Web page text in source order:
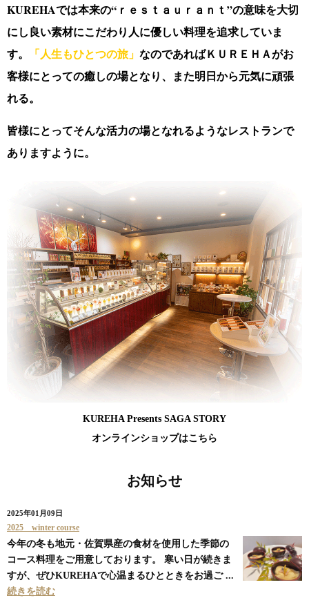
KUREHAでは本来の“ｒｅｓｔａｕｒａｎｔ”の意味を大切
にし良い素材にこだわり人に優しい料理を追求していま
す。
「人生もひとつの旅」 なのであればＫＵＲＥＨＡがお
客様にとっての癒しの場となり、
また明日から元気に頑張
れる。
皆様にとってそんな活力の場となれるようなレストランで
ありますように。
KUREHA Presents SAGA STORY
オンラインショップはこちら
お知らせ
2025年01月09日
2025 winter course
今年の冬も地元・佐賀県産の食材を使用した季節の
コース料理をご用意しております。 寒い日が続きま
すが、ぜひKUREHAで心温まるひとときをお過ご ...
続きを読む